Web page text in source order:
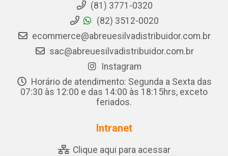
(81) 3771-0320
(82) 3512-0020
ecommerce@abreuesilvadistribuidor.com.br
sac@abreuesilvadistribuidor.com.br
Instagram
Horário de atendimento: Segunda a Sexta das
07:30 às 12:00 e das 14:00 às 18:15hrs, exceto
feriados.
Intranet
Clique aqui para acessar